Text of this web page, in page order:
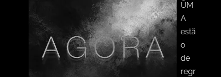
ŪM
A
estã
o
de
regr